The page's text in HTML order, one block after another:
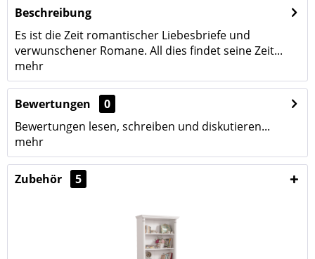
Beschreibung
Es ist die Zeit romantischer Liebesbriefe und
verwunschener Romane. All dies findet seine Zeit...
mehr
Bewertungen
0
Bewertungen lesen, schreiben und diskutieren...
mehr
Zubehör 5